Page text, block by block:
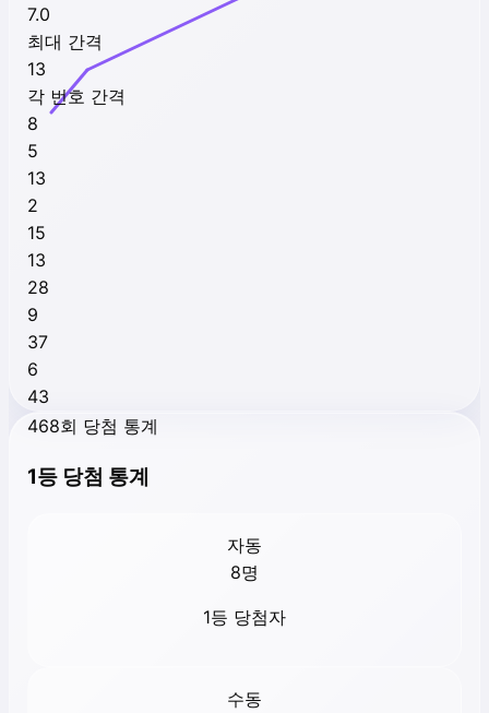
7.0
최대 간격
13
각 번호 간격
8
5
13
2
15
13
28
9
37
6
43
468회 당첨 통계
1등 당첨 통계
자동
8명
1등 당첨자
수동